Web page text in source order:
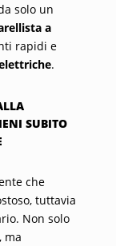
solo un
a
rapidi e
.
SUBITO
che
tuttavia
Non solo
ma